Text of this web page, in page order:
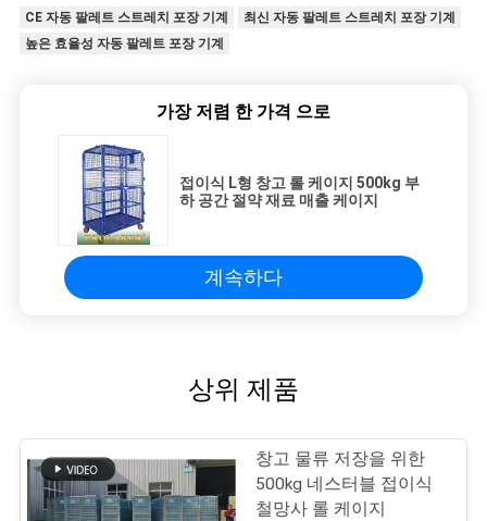
CE 자동 팔레트 스트레치 포장 기계
최신 자동 팔레트 스트레치 포장 기계
높은 효율성 자동 팔레트 포장 기계
가장 저렴 한 가격 으로
접이식 L형 창고 롤 케이지 500kg 부
하 공간 절약 재료 매출 케이지
계속하다
상위 제품
창고 물류 저장을 위한
500kg 네스터블 접이식
철망사 롤 케이지